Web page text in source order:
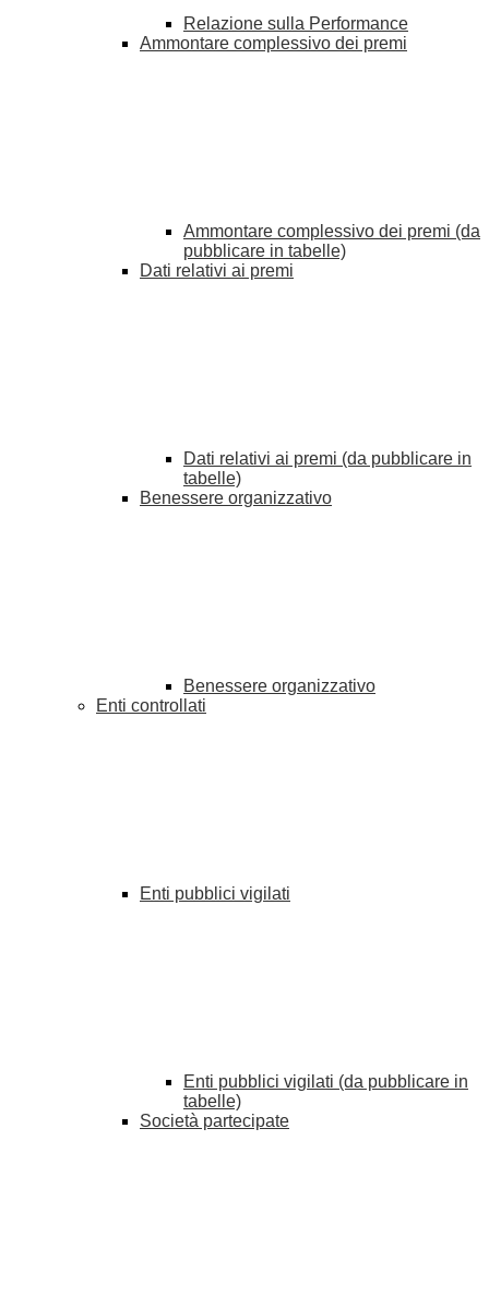
Relazione sulla Performance
Ammontare complessivo dei premi
Ammontare complessivo dei premi (da
pubblicare in tabelle)
Dati relativi ai premi
Dati relativi ai premi (da pubblicare in
tabelle)
Benessere organizzativo
Benessere organizzativo
Enti controllati
Enti pubblici vigilati
Enti pubblici vigilati (da pubblicare in
tabelle)
Società partecipate